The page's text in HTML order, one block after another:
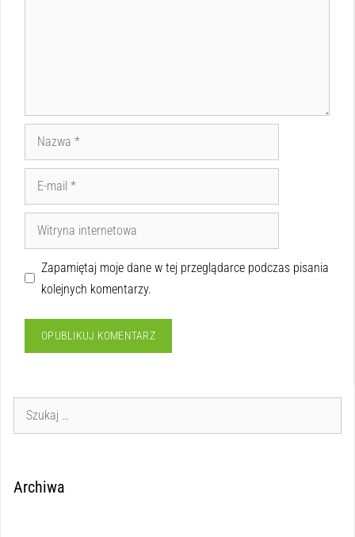
Zapamiętaj moje dane w tej przeglądarce podczas pisania
kolejnych komentarzy.
Archiwa